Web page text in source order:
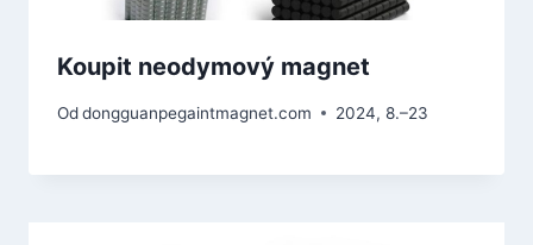
Koupit neodymový magnet
Oddongguanpegaintmagnet.com 2024, 8.–23